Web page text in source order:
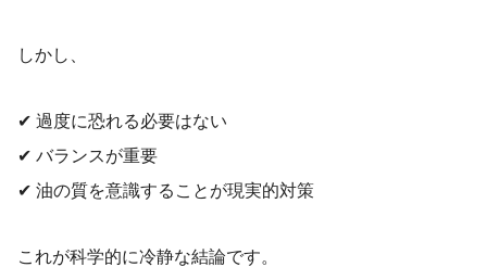
しかし、
✔ 過度に恐れる必要はない
✔ バランスが重要
✔ 油の質を意識することが現実的対策
これが科学的に冷静な結論です。